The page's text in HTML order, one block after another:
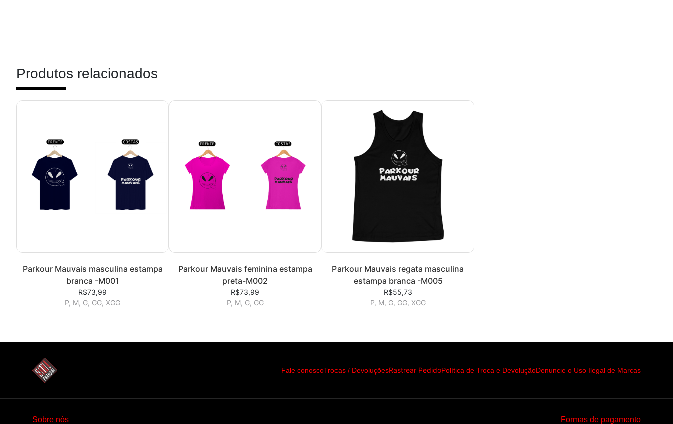
Produtos relacionados
Parkour Mauvais masculina estampa
branca -M001
R$73,99
P, M, G, GG, XGG
Parkour Mauvais feminina estampa
preta-M002
R$73,99
P, M, G, GG
Parkour Mauvais regata masculina
estampa branca -M005
R$55,73
P, M, G, GG, XGG
Fale conoscoTrocas / DevoluçõesRastrear PedidoPolítica de Troca e DevoluçãoDenuncie o Uso Ilegal de Marcas
Sobre nós Formas de pagamento